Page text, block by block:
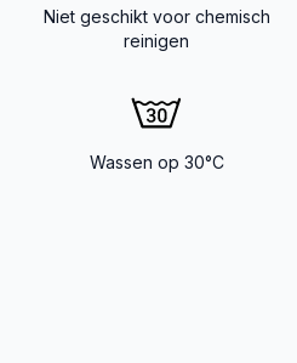
Niet geschikt voor chemisch
reinigen
Wassen op 30°C